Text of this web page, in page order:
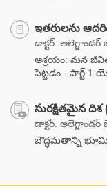
ఇతరులను
డాక్టర్. అలెగ్జాండర్
ఆశ్రయం: మన
పెట్టడం - పార్ట్ 1
సురక్షితమైన దిశ
డాక్టర్. అలెగ్జాండర్
బౌద్ధమతాన్ని భూమి